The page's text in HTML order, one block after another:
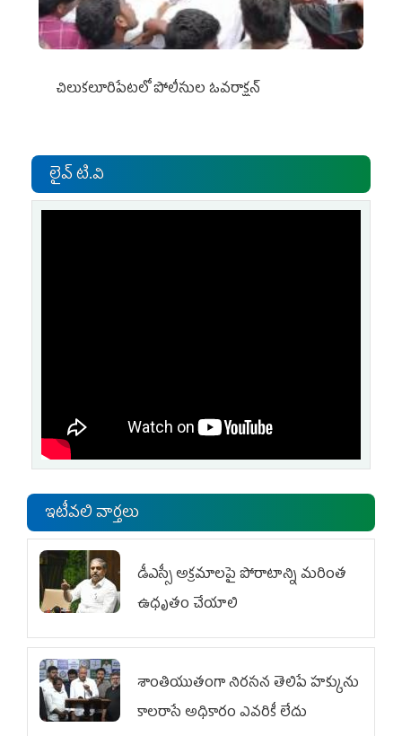
చిలుక‌లూరిపేట‌లో పోలీసుల ఓవ‌రాక్ష‌న్‌
లైవ్ టి.వి
ఇటీవలి వార్తలు
డీఎస్సీ అక్రమాలపై పోరాటాన్ని మరింత
ఉధృతం చేయాలి
శాంతియుతంగా నిరసన తెలిపే హక్కును
కాలరాసే అధికారం ఎవరికీ లేదు